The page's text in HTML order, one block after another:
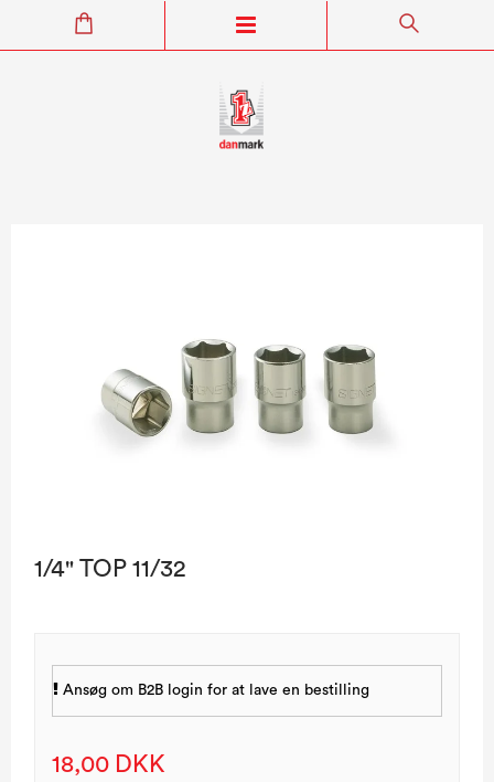
1/4" TOP 11/32
Ansøg om B2B login for at lave en bestilling
18,00 DKK